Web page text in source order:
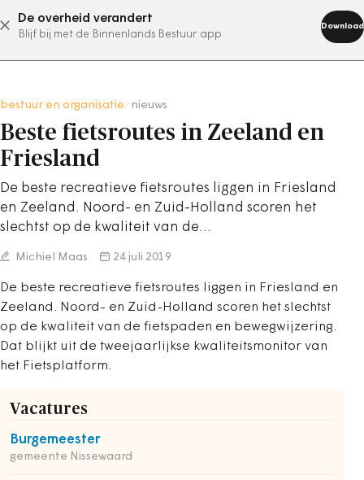
De overheid verandert
Blijf bij met de Binnenlands Bestuur app
Download
abonneer nu
bestuur en organisatie nieuws
Beste fietsroutes in Zeeland en
Friesland
De beste recreatieve fietsroutes liggen in Friesland
en Zeeland. Noord- en Zuid-Holland scoren het
slechtst op de kwaliteit van de…
Michiel Maas 24 juli 2019
De beste recreatieve fietsroutes liggen in Friesland en
Zeeland. Noord- en Zuid-Holland scoren het slechtst
op de kwaliteit van de fietspaden en bewegwijzering.
Dat blijkt uit de tweejaarlijkse kwaliteitsmonitor van
het Fietsplatform.
Vacatures
Burgemeester
gemeente Nissewaard